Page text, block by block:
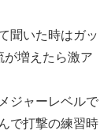
聞いた時はガッ
が増えたら激ア
ジャーレベルで
で打撃の練習時